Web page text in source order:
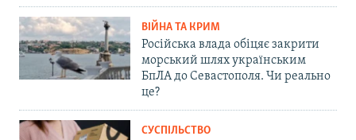
ВІЙНА ТА КРИМ
Російська влада обіцяє закрити
морський шлях українським
БпЛА до Севастополя. Чи реально
це?
СУСПІЛЬСТВО